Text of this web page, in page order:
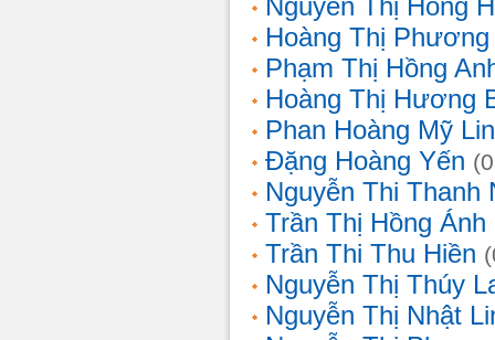
Nguyễn Thị Hồng
Hoàng Thị Phương
Phạm Thị Hồng
Hoàng Thị Hương
Phan Hoàng Mỹ
Đặng Hoàng Yến
Nguyễn Thi Thanh
Trần Thị Hồng Ánh
Trần Thi Thu Hiền
Nguyễn Thị Thúy
Nguyễn Thị Nhật